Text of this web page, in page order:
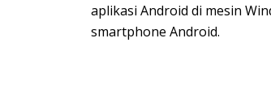
aplikasi Android di mesin
smartphone Android.